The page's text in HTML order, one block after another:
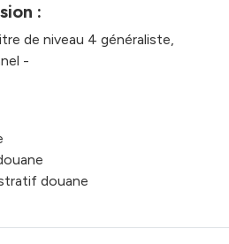
:
de niveau 4 généraliste,
-
douane